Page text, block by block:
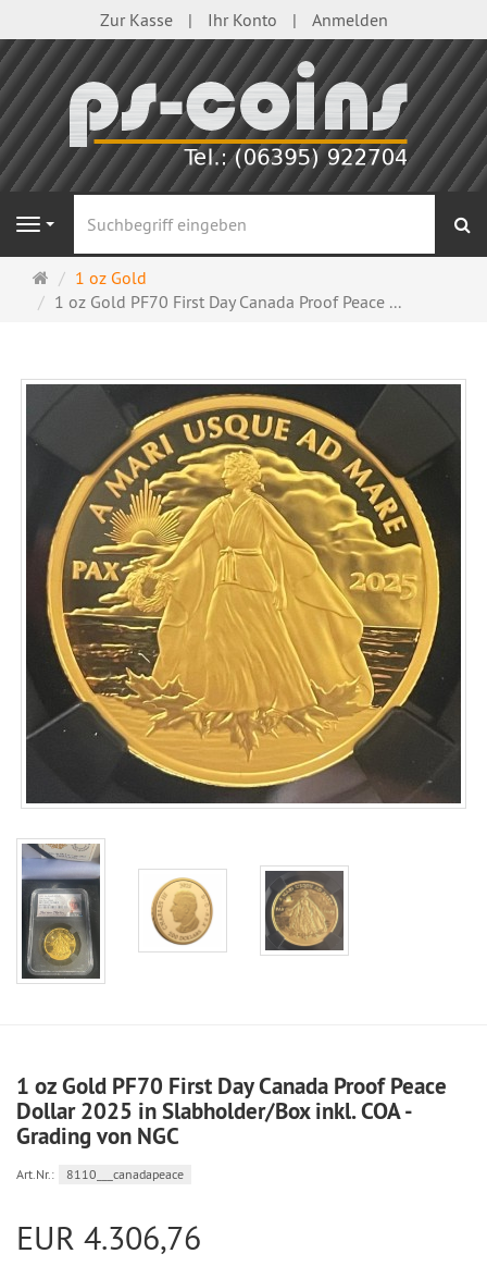
Zur Kasse Ihr Konto Anmelden
Navigation
Startseite
1 oz Gold
1 oz Gold PF70 First Day Canada Proof Peace ...
1 oz Gold PF70 First Day Canada Proof Peace
Dollar 2025 in Slabholder/Box inkl. COA -
Grading von NGC
Art.Nr.: 8110___canadapeace
EUR 4.306,76